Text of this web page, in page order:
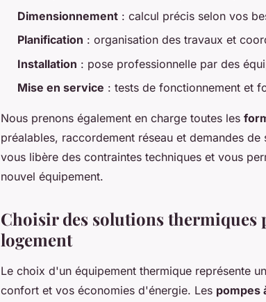
Dimensionnement : calcul précis selon vos
Planification : organisation des travaux et
Installation : pose professionnelle par des
Mise en service : tests de fonctionnement et
Nous prenons également en charge toutes les
préalables, raccordement réseau et demandes
vous libère des contraintes techniques et vous
nouvel équipement.
Choisir des solutions thermiques
logement
Le choix d'un équipement thermique représente
confort et vos économies d'énergie. Les pompes